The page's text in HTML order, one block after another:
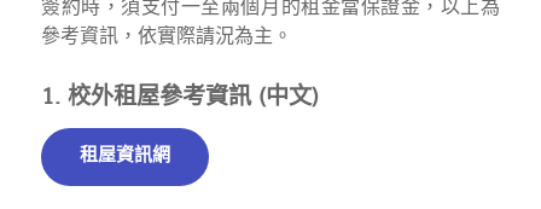
簽約時，須支付一至兩個月的租金當保證金，以上為
參考資訊，依實際請況為主。
1. 校外租屋參考資訊 (中文)
租屋資訊網